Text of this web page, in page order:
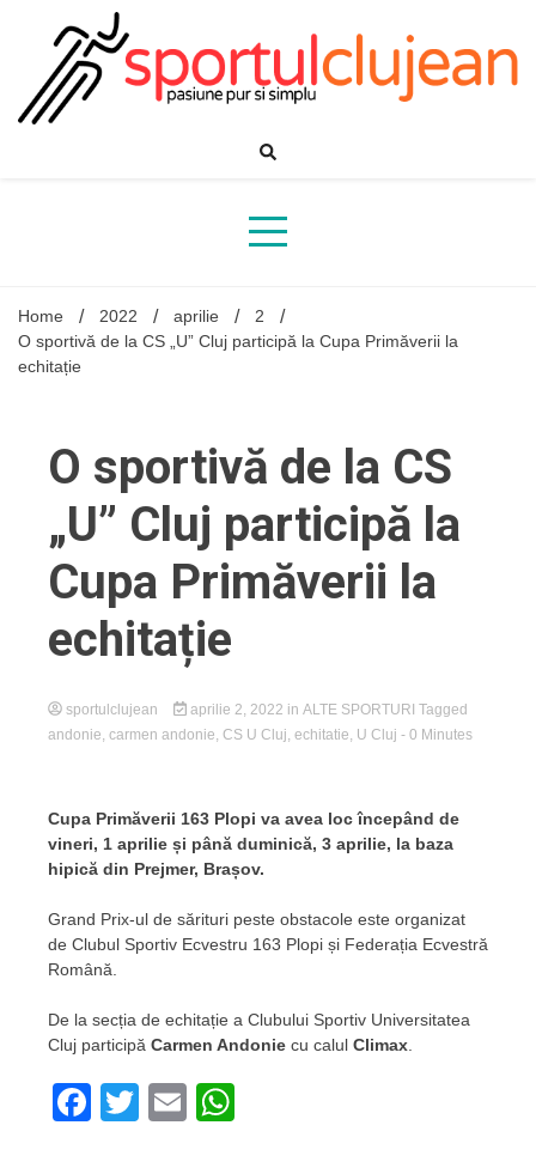
Home 2022 aprilie
2
O sportivă de la CS „U” Cluj participă la Cupa Primăverii la
echitație
O sportivă de la CS
„U” Cluj participă la
Cupa Primăverii la
echitație
sportulclujean aprilie 2, 2022 in ALTE SPORTURI Tagged
andonie carmen andonie CS U Cluj echitatie U Cluj - 0 Minutes
Cupa Primăverii 163 Plopi va avea loc începând de
vineri, 1 aprilie și până duminică, 3 aprilie, la baza
hipică din Prejmer, Brașov.
Grand Prix-ul de sărituri peste obstacole este organizat
de Clubul Sportiv Ecvestru 163 Plopi și Federația Ecvestră
Română.
De la secția de echitație a Clubului Sportiv Universitatea
Cluj participă Carmen Andonie cu calul Climax
Facebook
Twitter
Email